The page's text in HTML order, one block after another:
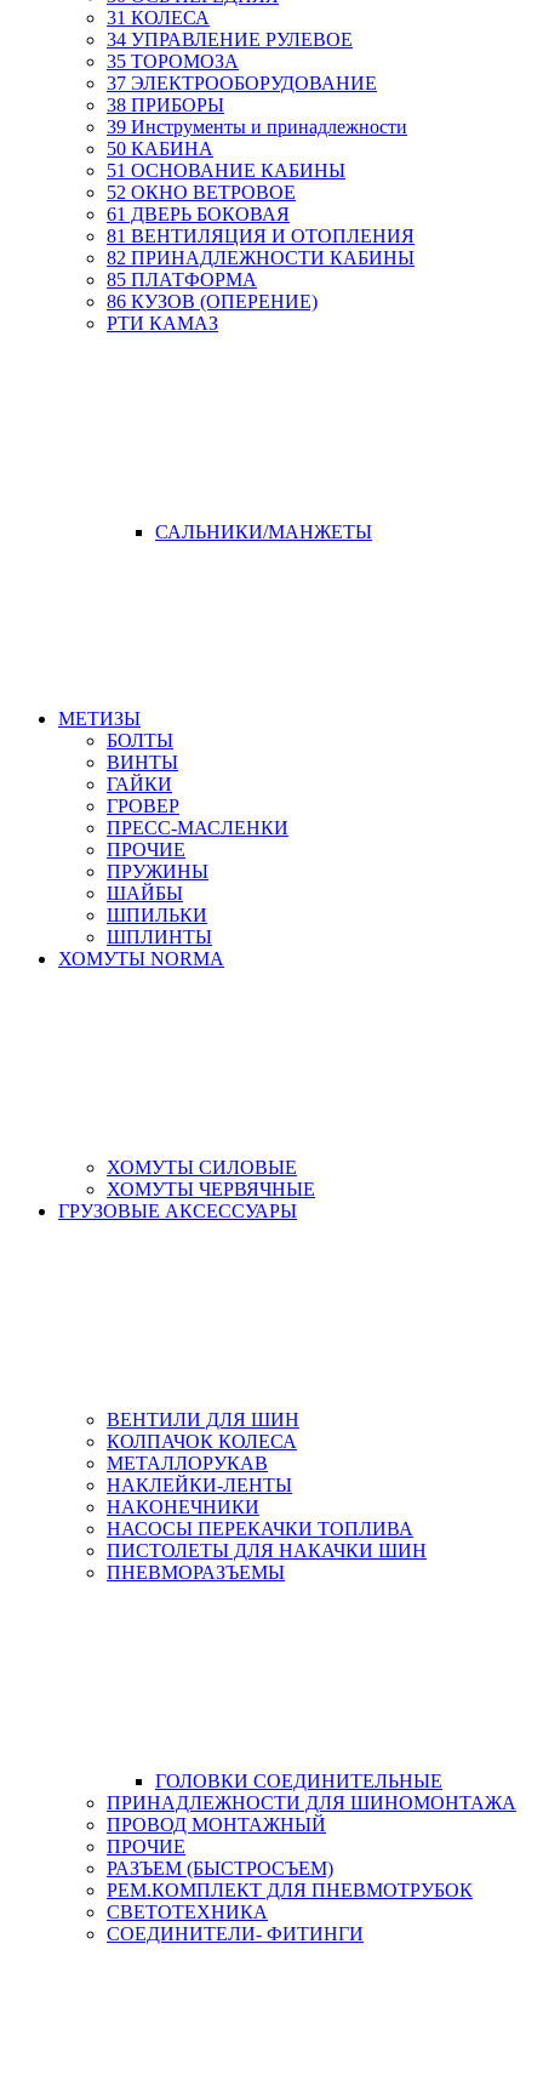
31 КОЛЕСА
34 УПРАВЛЕНИЕ РУЛЕВОЕ
35 ТОРОМОЗА
37 ЭЛЕКТРООБОРУДОВАНИЕ
38 ПРИБОРЫ
39 Инструменты и принадлежности
50 КАБИНА
51 ОСНОВАНИЕ КАБИНЫ
52 ОКНО ВЕТРОВОЕ
61 ДВЕРЬ БОКОВАЯ
81 ВЕНТИЛЯЦИЯ И ОТОПЛЕНИЯ
82 ПРИНАДЛЕЖНОСТИ КАБИНЫ
85 ПЛАТФОРМА
86 КУЗОВ (ОПЕРЕНИЕ)
РТИ КАМАЗ
САЛЬНИКИ/МАНЖЕТЫ
МЕТИЗЫ
БОЛТЫ
ВИНТЫ
ГАЙКИ
ГРОВЕР
ПРЕСС-МАСЛЕНКИ
ПРОЧИЕ
ПРУЖИНЫ
ШАЙБЫ
ШПИЛЬКИ
ШПЛИНТЫ
ХОМУТЫ NORMA
ХОМУТЫ СИЛОВЫЕ
ХОМУТЫ ЧЕРВЯЧНЫЕ
ГРУЗОВЫЕ АКСЕССУАРЫ
ВЕНТИЛИ ДЛЯ ШИН
КОЛПАЧОК КОЛЕСА
МЕТАЛЛОРУКАВ
НАКЛЕЙКИ-ЛЕНТЫ
НАКОНЕЧНИКИ
НАСОСЫ ПЕРЕКАЧКИ ТОПЛИВА
ПИСТОЛЕТЫ ДЛЯ НАКАЧКИ ШИН
ПНЕВМОРАЗЪЕМЫ
ГОЛОВКИ СОЕДИНИТЕЛЬНЫЕ
ПРИНАДЛЕЖНОСТИ ДЛЯ ШИНОМОНТАЖА
ПРОВОД МОНТАЖНЫЙ
ПРОЧИЕ
РАЗЪЕМ (БЫСТРОСЪЕМ)
РЕМ.КОМПЛЕКТ ДЛЯ ПНЕВМОТРУБОК
СВЕТОТЕХНИКА
СОЕДИНИТЕЛИ- ФИТИНГИ